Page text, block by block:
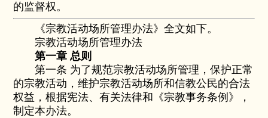
的监督权。
《宗教活动场所管理办法》全文如下。
宗教活动场所管理办法
第一章 总则
第一条 为了规范宗教活动场所管理，保护正常
的宗教活动，维护宗教活动场所和信教公民的合法
权益，根据宪法、有关法律和《宗教事务条例》，
制定本办法。